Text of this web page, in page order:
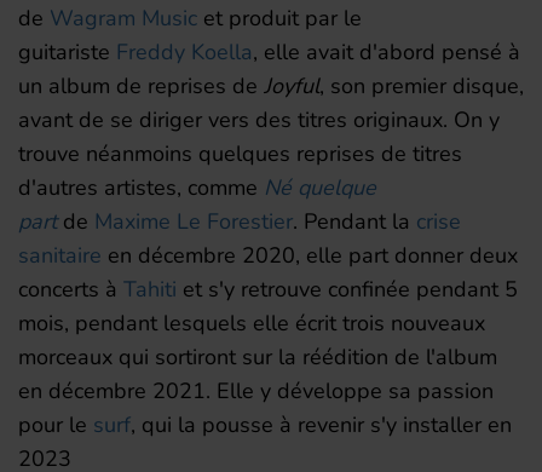
de Wagram Music et produit par le
guitariste Freddy Koella, elle avait d'abord pensé à
un album de reprises de Joyful, son premier disque,
avant de se diriger vers des titres originaux. On y
trouve néanmoins quelques reprises de titres
d'autres artistes, comme Né quelque
partde Maxime Le Forestier. Pendant la crise
sanitaire en décembre 2020, elle part donner deux
concerts à Tahiti et s'y retrouve confinée pendant 5
mois, pendant lesquels elle écrit trois nouveaux
morceaux qui sortiront sur la réédition de l'album
en décembre 2021. Elle y développe sa passion
pour le surf, qui la pousse à revenir s'y installer en
2023